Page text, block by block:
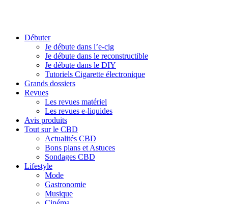
Débuter
Je débute dans l’e-cig
Je débute dans le reconstructible
Je débute dans le DIY
Tutoriels Cigarette électronique
Grands dossiers
Revues
Les revues matériel
Les revues e-liquides
Avis produits
Tout sur le CBD
Actualités CBD
Bons plans et Astuces
Sondages CBD
Lifestyle
Mode
Gastronomie
Musique